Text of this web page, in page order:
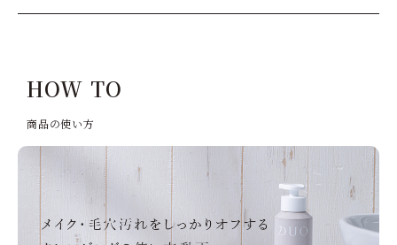
HOW TO
商品の使い方